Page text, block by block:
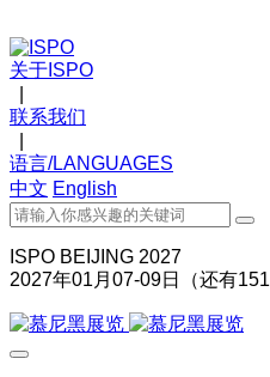
关于ISPO
联系我们
语言/LANGUAGES
中文 English
ISPO BEIJING 2027
2027年01月07-09日（还有151